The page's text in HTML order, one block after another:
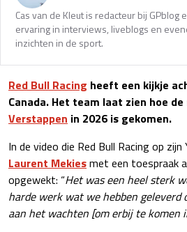
Cas van de Kleut is redacteur bij
ervaring in interviews, liveblogs en
inzichten in de sport.
Red Bull Racing heeft een kijkje
Canada. Het team laat zien hoe
Verstappen in 2026 is gekomen.
In de video die Red Bull Racing op
Laurent Mekiesmet een toespraak
opgewekt: “Het was een heel sterk
harde werk wat we hebben geleverd
aan het wachten [om erbij te komen